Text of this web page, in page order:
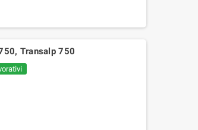
Transalp 750